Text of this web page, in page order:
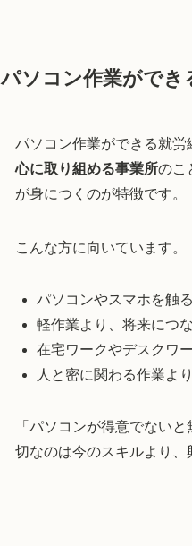
パソコン作業ができ
パソコン作業ができる就労
心に取り組める事業所のこ
が身につくのが特徴です。
こんな方に向いています。
パソコンやスマホを触
軽作業より、将来につ
在宅ワークやデスクワ
人と密に関わる作業よ
「パソコンが得意でない
切なのは今のスキルより、